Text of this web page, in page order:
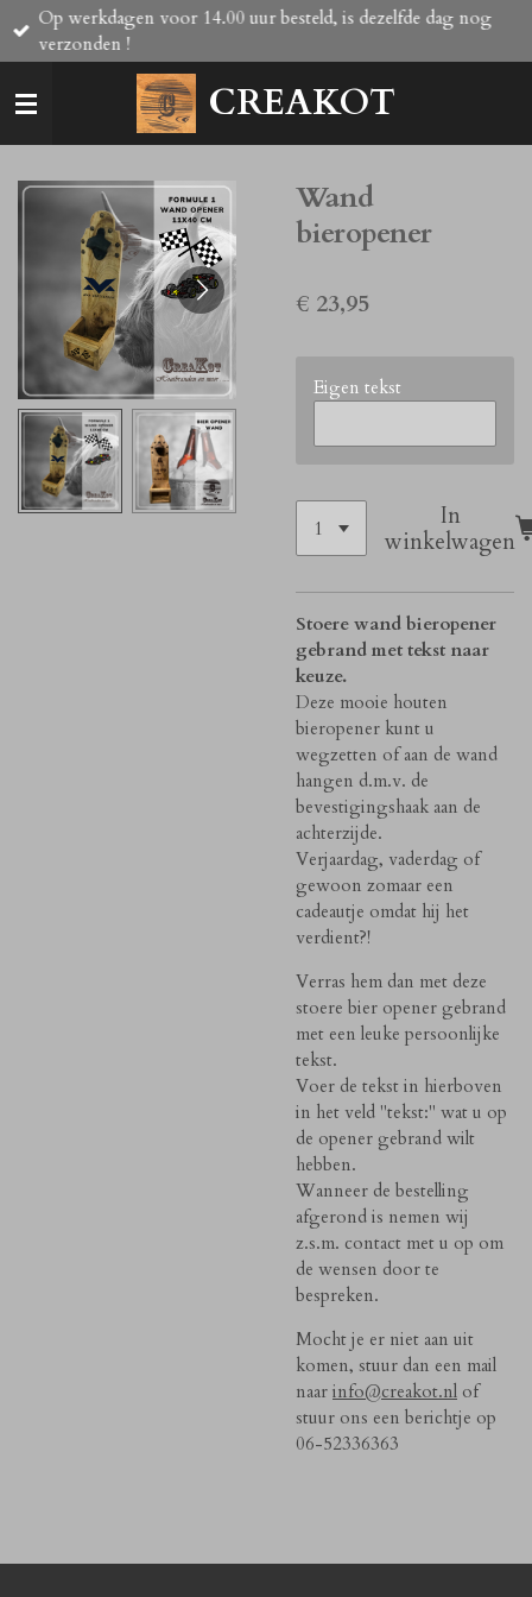
Ga
direct
de
CREAKOT
Op werkdagen voor 14.00 uur besteld, is dezelfde dag nog
verzonden !
Wand
bieropener
€ 23,95
Eigen tekst
In
winkelwagen
Stoere wand bieropener
gebrand met tekst naar
keuze.
Deze mooie houten
bieropener kunt u
wegzetten of aan de wand
hangen d.m.v. de
bevestigingshaak aan de
achterzijde.
Verjaardag, vaderdag of
gewoon zomaar een
cadeautje omdat hij het
verdient?!
Verras hem dan met deze
stoere bier opener gebrand
met een leuke persoonlijke
tekst.
Voer de tekst in hierboven
in het veld "tekst:" wat u op
de opener gebrand wilt
hebben.
Wanneer de bestelling
afgerond is nemen wij
z.s.m. contact met u op om
de wensen door te
bespreken.
Mocht je er niet aan uit
komen, stuur dan een mail
naar info@creakot.nl of
stuur ons een berichtje op
06-52336363